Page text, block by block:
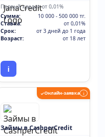
Первый кредит от 0,01%
Сумма:
10 000 - 500 000 тг.
Ставка:
от 0,01%
Срок:
от 3 дней до 1 года
Возраст:
от 18 лет
i
✓Онлайн-заявка i
Займы в CashperCredit